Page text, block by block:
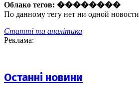
Облако тегов: ��������
По данному тегу нет ни одной новости
Статті та аналітика
Реклама:
Останні новини